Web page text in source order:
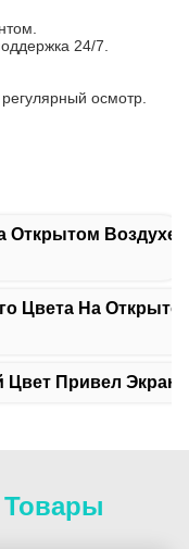
24/7.
осмотр.
Открытом Воздухе
Цвета На
Привел Экран